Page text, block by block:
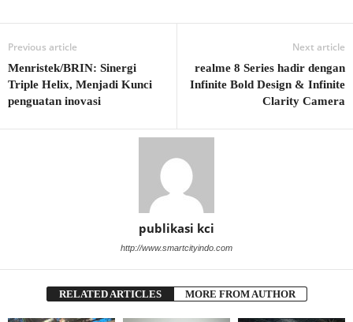
Previous article
Menristek/BRIN: Sinergi
Triple Helix, Menjadi Kunci
penguatan inovasi
Next article
realme 8 Series hadir dengan
Infinite Bold Design & Infinite
Clarity Camera
publikasi kci
http://www.smartcityindo.com
RELATED ARTICLES MORE FROM AUTHOR